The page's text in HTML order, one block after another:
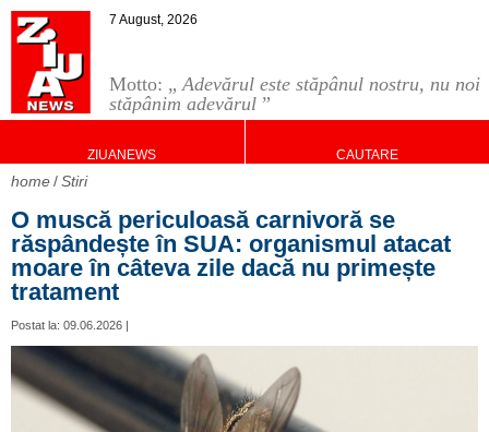
Motto: „Adevărul este stăpânul nostru, nu noi
stăpânim adevărul ”
7 August, 2026
ZIUANEWS CAUTARE
home Stiri
O muscă periculoasă carnivoră se
răspândește în SUA: organismul atacat
moare în câteva zile dacă nu primește
tratament
Postat la: 09.06.2026 |